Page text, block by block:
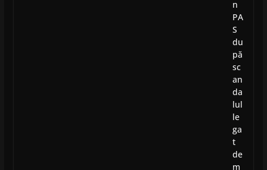
n
PA
S
du
pă
sc
an
da
lul
le
ga
t
de
m